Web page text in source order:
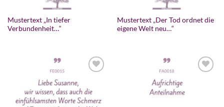
Mustertext „In tiefer
Verbundenheit…“
Mustertext „Der Tod ordnet die
eigene Welt neu…“
Wunschliste
hinzufügen
Wunschliste
hinzufügen